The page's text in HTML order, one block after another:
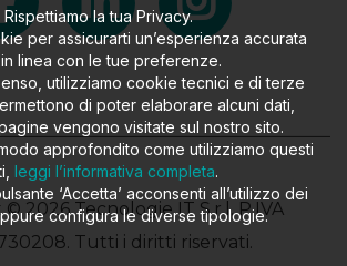
2026 Tecnologie IT S.r.l. P.IVA
Tutti i diritti riservati.
Rispettiamo la tua Privacy.
per assicurarti un’esperienza accurata
linea con le tue preferenze.
utilizziamo cookie tecnici e di terze
di poter elaborare alcuni dati,
vengono visitate sul nostro sito.
approfondito come utilizziamo questi
leggi l’informativa completa.
‘Accetta’ acconsenti all’utilizzo dei
configura le diverse tipologie.